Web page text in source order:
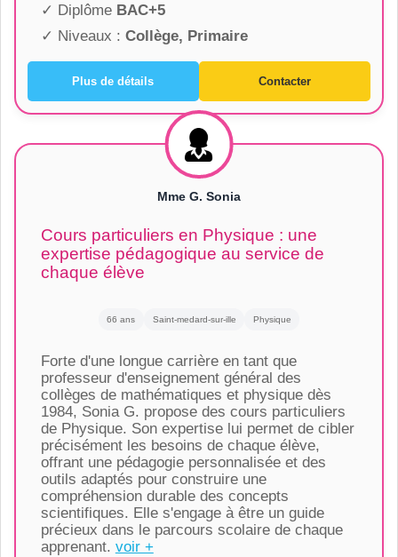
✓ Diplôme BAC+5
✓ Niveaux : Collège, Primaire
Plus de détails Contacter
Mme G. Sonia
Cours particuliers en Physique : une
expertise pédagogique au service de
chaque élève
66 ans Saint-medard-sur-ille Physique
Forte d'une longue carrière en tant que
professeur d'enseignement général des
collèges de mathématiques et physique dès
1984, Sonia G. propose des cours particuliers
de Physique. Son expertise lui permet de cibler
précisément les besoins de chaque élève,
offrant une pédagogie personnalisée et des
outils adaptés pour construire une
compréhension durable des concepts
scientifiques. Elle s'engage à être un guide
précieux dans le parcours scolaire de chaque
apprenant. voir +